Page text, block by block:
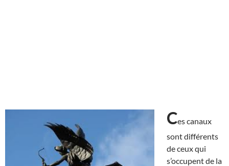
Ces canaux
sont différents
de ceux qui
s’occupent de la